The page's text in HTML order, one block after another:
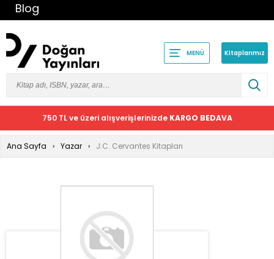
Blog
MENÜ Kitaplarımız
750 TL ve üzeri alışverişlerinizde KARGO BEDAVA
Ana Sayfa Yazar J.C. Cervantes Kitapları